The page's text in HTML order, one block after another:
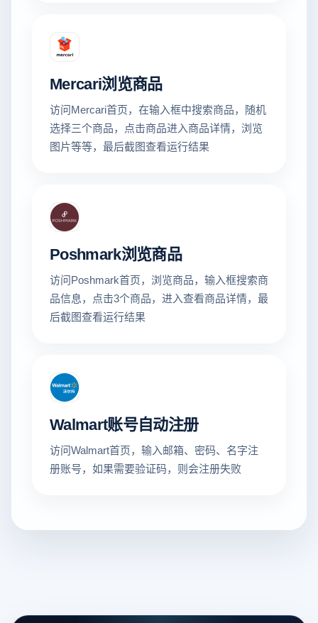
Mercari浏览商品
访问Mercari首页，在输入框中搜索商品，随机
选择三个商品，点击商品进入商品详情，浏览
图片等等，最后截图查看运行结果
Poshmark浏览商品
访问Poshmark首页，浏览商品，输入框搜索商
品信息，点击3个商品，进入查看商品详情，最
后截图查看运行结果
Walmart账号自动注册
访问Walmart首页，输入邮箱、密码、名字注
册账号，如果需要验证码，则会注册失败